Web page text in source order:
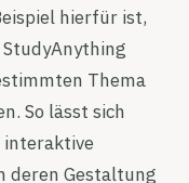
hierfür ist,
Thema
So lässt sich
interaktive
deren Gestaltung